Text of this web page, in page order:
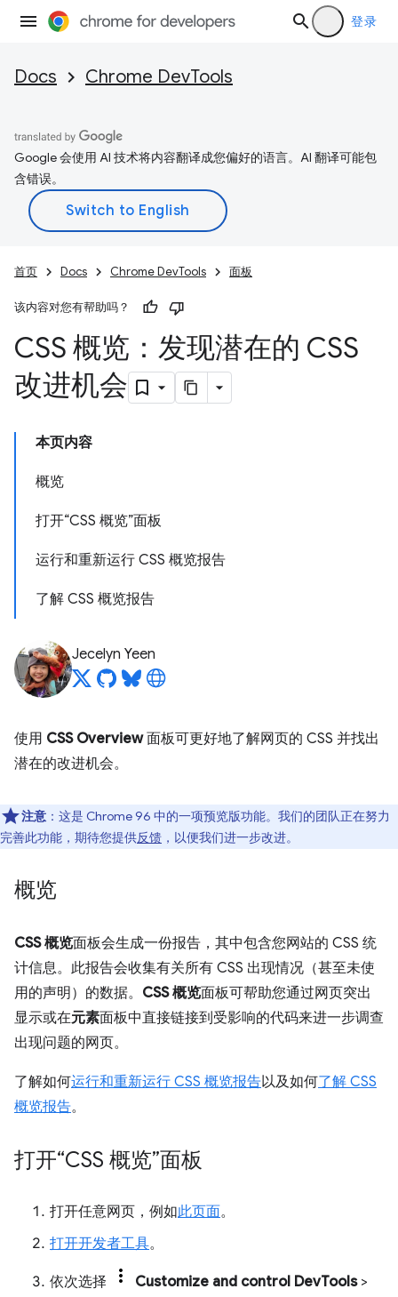
登录
Docs Chrome DevTools
Google 会使用 AI 技术将内容翻译成您偏好的语言。AI 翻译可能包
含错误。
首页 Docs Chrome DevTools 面板
该内容对您有帮助吗？
CSS 概览：发现潜在的 CSS
改进机会
本页内容
概览
打开“CSS 概览”面板
运行和重新运行 CSS 概览报告
了解 CSS 概览报告
Jecelyn Yeen
使用 CSS Overview面板可更好地了解网页的 CSS 并找出
潜在的改进机会。
注意 ：这是 Chrome 96 中的一项预览版功能。我们的团队正在努力
完善此功能，期待您提供反馈 ，以便我们进一步改进。
概览
CSS 概览面板会生成一份报告，其中包含您网站的 CSS 统
计信息。此报告会收集有关所有 CSS 出现情况（甚至未使
用的声明）的数据。 CSS 概览面板可帮助您通过网页突出
显示或在元素面板中直接链接到受影响的代码来进一步调查
出现问题的网页。
了解如何运行和重新运行 CSS 概览报告以及如何了解 CSS
概览报告。
打开“CSS 概览”面板
打开任意网页，例如此页面。
打开开发者工具。
依次选择 Customize and control DevTools>